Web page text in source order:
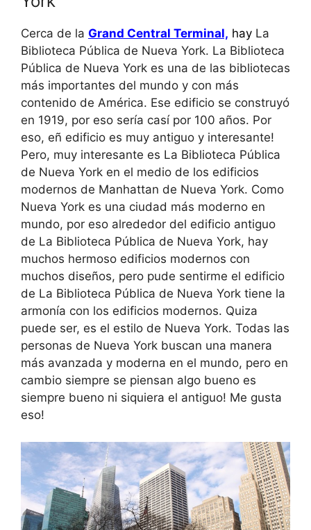
Cerca de la Grand Central Terminal, hay La
Biblioteca Pública de Nueva York. La Biblioteca
Pública de Nueva York es una de las bibliotecas
más importantes del mundo y con más
contenido de América. Ese edificio se construyó
en 1919, por eso sería casí por 100 años. Por
eso, eñ edificio es muy antiguo y interesante!
Pero, muy interesante es La Biblioteca Pública
de Nueva York en el medio de los edificios
modernos de Manhattan de Nueva York. Como
Nueva York es una ciudad más moderno en
mundo, por eso alrededor del edificio antiguo
de La Biblioteca Pública de Nueva York, hay
muchos hermoso edificios modernos con
muchos diseños, pero pude sentirme el edificio
de La Biblioteca Pública de Nueva York tiene la
armonía con los edificios modernos. Quiza
puede ser, es el estilo de Nueva York. Todas las
personas de Nueva York buscan una manera
más avanzada y moderna en el mundo, pero en
cambio siempre se piensan algo bueno es
siempre bueno ni siquiera el antiguo! Me gusta
eso!